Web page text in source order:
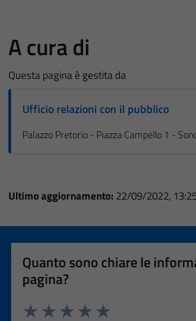
A cura di
Questa pagina è gestita da
Ufficio relazioni con il pubblico
Palazzo Pretorio - Piazza Campello 1 -
Ultimo aggiornamento: 22/09/2022,
Quanto sono chiare le
pagina?